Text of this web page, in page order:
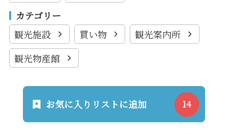
カテゴリー
観光施設
買い物
観光案内所
観光物産館
お気に入りリストに追加